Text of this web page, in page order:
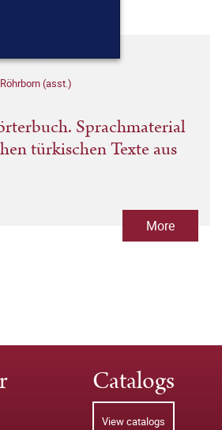
(asst.)
Sprachmaterial
türkischen Texte aus
More
Catalogs
View catalogs